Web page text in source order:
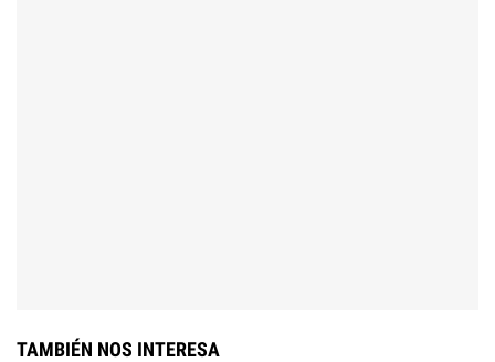
TAMBIÉN NOS INTERESA